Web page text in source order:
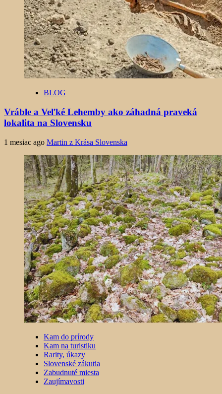
BLOG
Vráble a Veľké Lehemby ako záhadná praveká
lokalita na Slovensku
1 mesiac ago Martin z Krása Slovenska
Kam do prírody
Kam na turistiku
Rarity, úkazy
Slovenské zákutia
Zabudnuté miesta
Zaujímavosti